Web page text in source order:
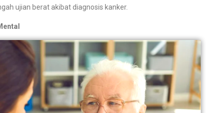
ujian berat akibat diagnosis kanker.